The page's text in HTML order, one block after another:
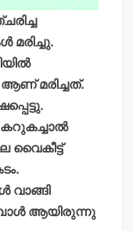
മരിച്ചു.
മരിച്ചത്.
കറുകച്ചാല്‍
വൈകീട്ട്
വാങ്ങി
ആയിരുന്നു